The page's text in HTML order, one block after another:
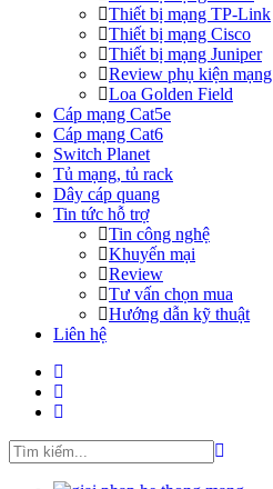
Thiết bị mạng TP-Link
Thiết bị mạng Cisco
Thiết bị mạng Juniper
Review phụ kiện mạng
Loa Golden Field
Cáp mạng Cat5e
Cáp mạng Cat6
Switch Planet
Tủ mạng, tủ rack
Dây cáp quang
Tin tức hỗ trợ
Tin công nghệ
Khuyến mại
Review
Tư vấn chọn mua
Hướng dẫn kỹ thuật
Liên hệ